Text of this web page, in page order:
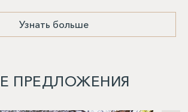
Узнать больше
ПРЕДЛОЖЕНИЯ